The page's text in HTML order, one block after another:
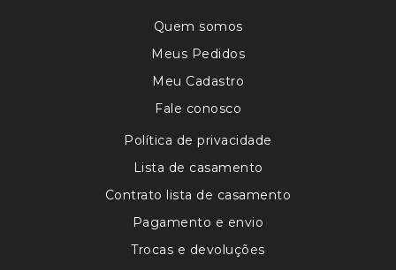
Quem somos
Meus Pedidos
Meu Cadastro
Fale conosco
Política de privacidade
Lista de casamento
Contrato lista de casamento
Pagamento e envio
Trocas e devoluções